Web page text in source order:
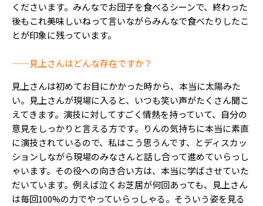
くださいます。みんなでお団子を食べるシーンで、終わった
後もこれ美味しいねって言いながらみんなで食べたりしたこ
とが印象に残っています。
——見上さんはどんな存在ですか？
見上さんは初めてお目にかかった時から、本当に太陽みた
い。見上さんが現場に入ると、いつも笑い声がたくさん聞こ
えてきます。演技に対してすごく情熱を持っていて、自分の
意見をしっかりと言える方です。りんの気持ちに本当に素直
に演技されているので、私はこう思うんです、とディスカッ
ションしながら現場のみなさんと話し合って進めていらっし
ゃいます。その役への向き合い方は、本当に学ばさせていた
だいています。例えば泣くお芝居が何回あっても、見上さん
は毎回100%の力でやっていらっしゃる。そういう姿を見る